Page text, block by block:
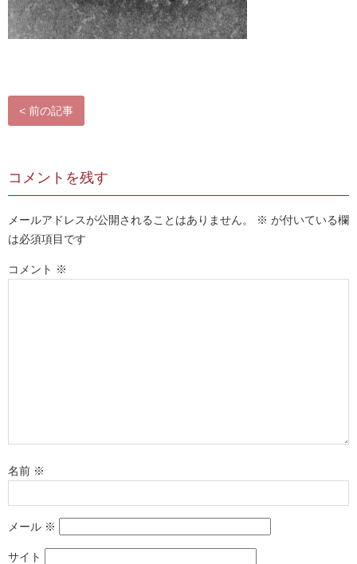
< 前の記事
コメントを残す
メールアドレスが公開されることはありません。 ※ が付いている欄
は必須項目です
コメント ※
名前 ※
メール ※
サイト